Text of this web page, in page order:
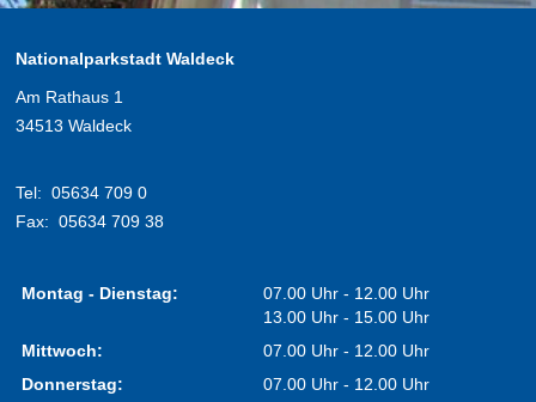
Nationalparkstadt Waldeck
Am Rathaus 1
34513 Waldeck
Tel: 05634 709 0
Fax: 05634 709 38
Montag - Dienstag:
07.00 Uhr - 12.00 Uhr
13.00 Uhr - 15.00 Uhr
Mittwoch:
07.00 Uhr - 12.00 Uhr
Donnerstag:
07.00 Uhr - 12.00 Uhr